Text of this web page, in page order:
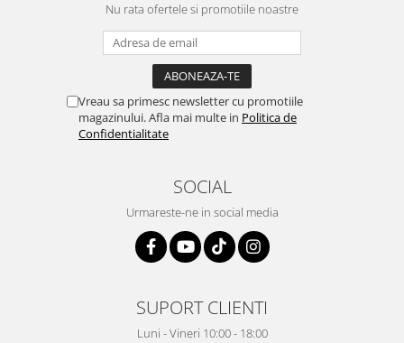
Nu rata ofertele si promotiile noastre
Vreau sa primesc newsletter cu promotiile
magazinului. Afla mai multe in Politica de
Confidentialitate
SOCIAL
Urmareste-ne in social media
SUPORT CLIENTI
Luni - Vineri 10:00 - 18:00